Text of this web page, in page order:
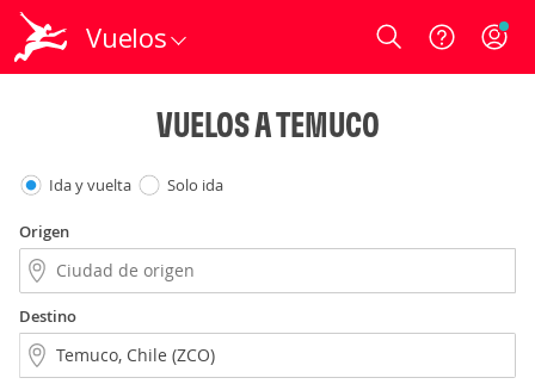
Vuelos Login
VUELOS A TEMUCO
Ida y vuelta Solo ida
Origen
Destino